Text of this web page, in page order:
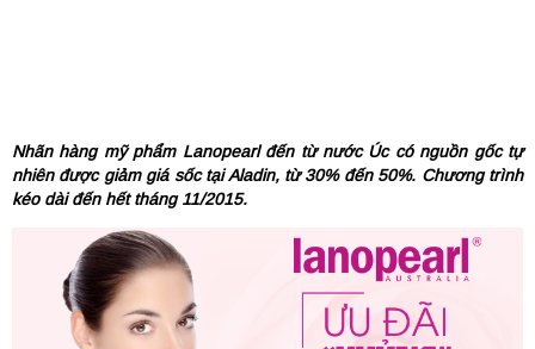
Nhãn hàng mỹ phẩm Lanopearl đến từ nước Úc có nguồn gốc tự
nhiên được giảm giá sốc tại Aladin, từ 30% đến 50%. Chương trình
kéo dài đến hết tháng 11/2015.